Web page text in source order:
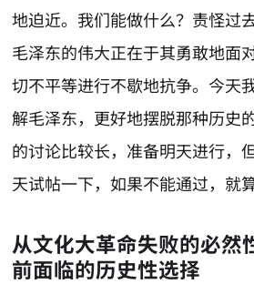
地迫近。我们能做什么？责怪过
毛泽东的伟大正在于其勇敢地面
切不平等进行不歇地抗争。今天
解毛泽东，更好地摆脱那种历史
的讨论比较长，准备明天进行，
天试帖一下，如果不能通过，就算
从文化大革命失败的必然
前面临的历史性选择